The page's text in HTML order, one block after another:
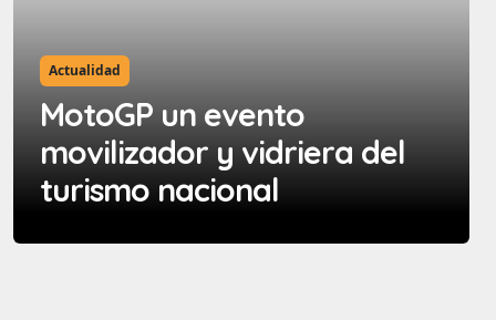
Actualidad
MotoGP un evento
movilizador y vidriera del
turismo nacional